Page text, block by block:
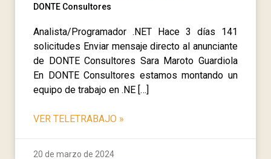
DONTE Consultores
Analista/Programador .NET Hace 3 días 141
solicitudes Enviar mensaje directo al anunciante
de DONTE Consultores Sara Maroto Guardiola
En DONTE Consultores estamos montando un
equipo de trabajo en .NE […]
VER TELETRABAJO »
20 de marzo de 2024